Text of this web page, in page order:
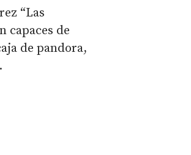
“Las
capaces de
de pandora,